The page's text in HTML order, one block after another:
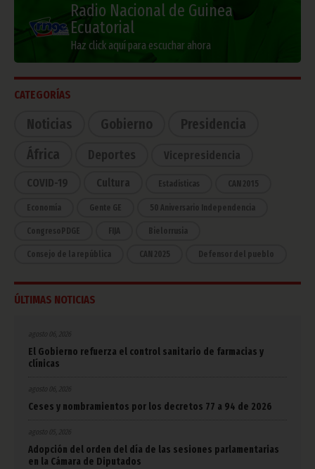
Radio Nacional de Guinea
Ecuatorial
Haz click aquí para escuchar ahora
CATEGORÍAS
Noticias Gobierno
Presidencia
África
Deportes Vicepresidencia
COVID-19 Cultura Estadísticas CAN 2015
Economía Gente GE 50 Aniversario Independencia
CongresoPDGE FIJA Bielorrusia
Consejo de la república CAN 2025 Defensor del pueblo
ÚLTIMAS NOTICIAS
agosto 06, 2026
El Gobierno refuerza el control sanitario de farmacias y
clínicas
agosto 06, 2026
Ceses y nombramientos por los decretos 77 a 94 de 2026
Adopción del orden del día de las sesiones parlamentarias
en la Cámara de Diputados